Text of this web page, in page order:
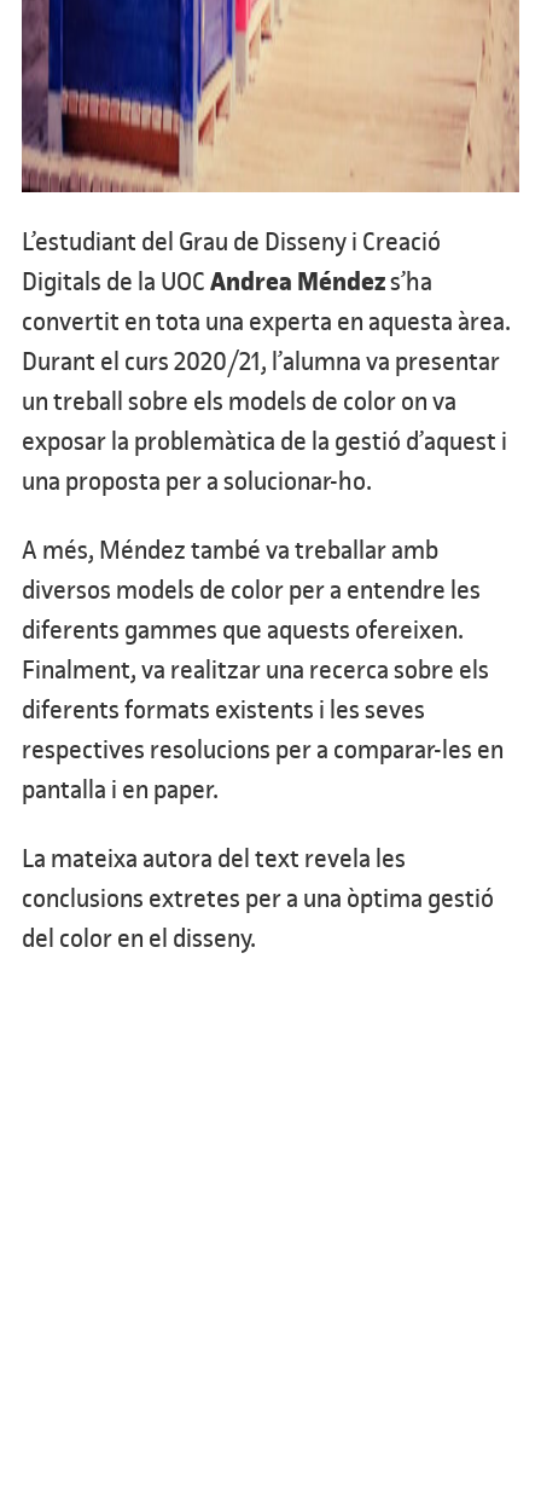
L’estudiant del Grau de Disseny i Creació
Digitals de la UOCAndrea Méndezs’ha
convertit en tota una experta en aquesta àrea.
Durant el curs 2020/21, l’alumna va presentar
un treball sobre els models de color on va
exposar la problemàtica de la gestió d’aquest i
una proposta per a solucionar-ho.
A més, Méndez també va treballar amb
diversos models de color per a entendre les
diferents gammes que aquests ofereixen.
Finalment, va realitzar una recerca sobre els
diferents formats existents i les seves
respectives resolucions per a comparar-les en
pantalla i en paper.
La mateixa autora del text revela les
conclusions extretes per a una òptima gestió
del color en el disseny.